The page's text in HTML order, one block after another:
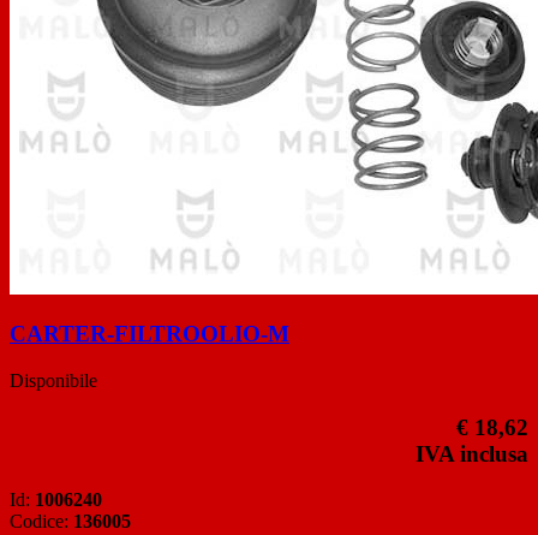
CARTER-FILTROOLIO-M
Disponibile
€ 18,62
IVA inclusa
Id: 1006240
Codice: 136005